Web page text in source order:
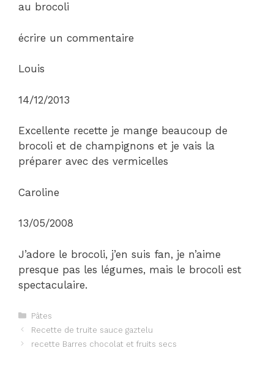
au brocoli
écrire un commentaire
Louis
14/12/2013
Excellente recette je mange beaucoup de
brocoli et de champignons et je vais la
préparer avec des vermicelles
Caroline
13/05/2008
J’adore le brocoli, j’en suis fan, je n’aime
presque pas les légumes, mais le brocoli est
spectaculaire.
Catégories
Pâtes
Navigation
des
Recette de truite sauce gaztelu
recette Barres chocolat et fruits secs